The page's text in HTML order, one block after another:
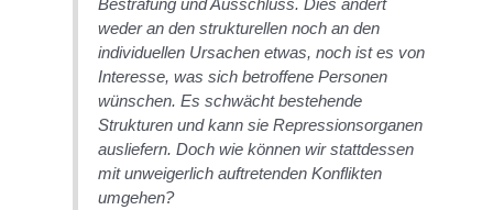
weder an den strukturellen noch an den
individuellen Ursachen etwas, noch ist es von
Interesse, was sich betroffene Personen
wünschen. Es schwächt bestehende
Strukturen und kann sie Repressionsorganen
ausliefern. Doch wie können wir stattdessen
mit unweigerlich auftretenden Konflikten
umgehen?